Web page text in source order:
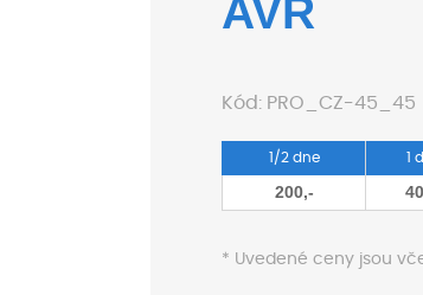
AVR
Kód: PRO_CZ-45_45
1/2 dne 1
200,-
* Uvedené ceny jsou